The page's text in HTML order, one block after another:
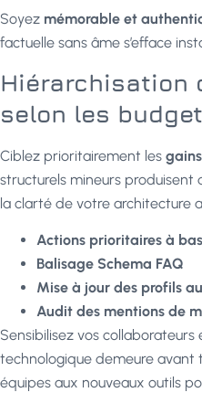
Soyez mémorable et
factuelle sans âme s’efface
Hiérarchisation
selon les
Ciblez prioritairement les
structurels mineurs produisent
la clarté de votre architecture
Actions prioritaires à
Balisage Schema FAQ
Mise à jour des profils
Audit des mentions de
Sensibilisez vos
technologique demeure avant
équipes aux nouveaux outils